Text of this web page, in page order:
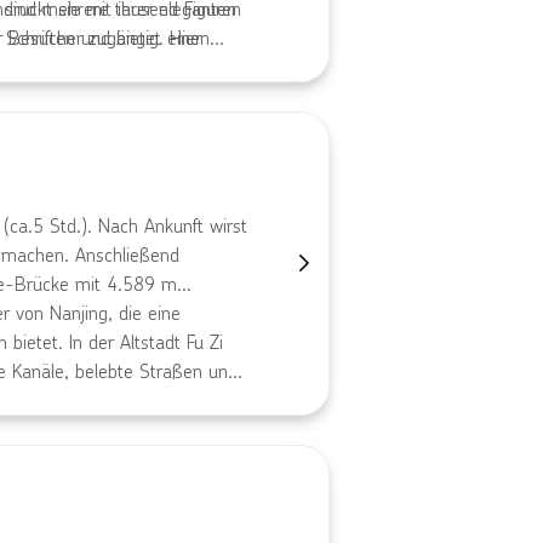
mehrere tausend Figuren
zugängig. Hier
von der Gigantomanie,
sie mit ihrer eleganten
und bietet einen
Std.). Nach Ankunft wirst
Anschließend
Brücke mit 4.589 m
von Nanjing, die eine
bietet. In der Altstadt Fu Zi
Kanäle, belebte Straßen und